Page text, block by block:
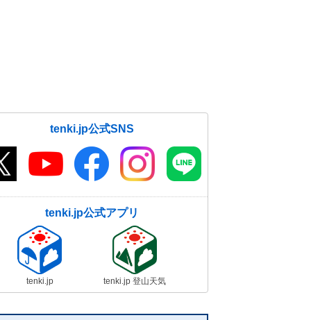
tenki.jp公式SNS
tenki.jp公式アプリ
tenki.jp tenki.jp 登山天気